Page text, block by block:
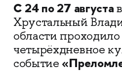
С 24 по 27 августа
Хрустальный
области проходило
четырёхдневное
событие